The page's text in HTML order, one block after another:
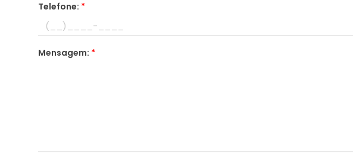
Telefone: *
Mensagem: *